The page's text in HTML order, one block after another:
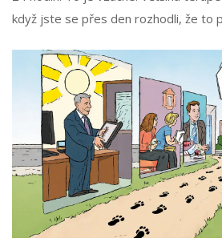
když jste se přes den rozhodli, že to